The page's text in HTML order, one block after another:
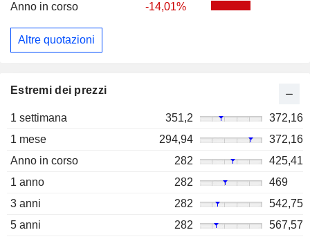
Anno in corso
-14,01%
Altre quotazioni
Estremi dei prezzi
1 settimana 351,2
372,16
1 mese
294,94
372,16
Anno in corso
282
425,41
1 anno
282
469
3 anni
282
542,75
5 anni
282
567,57